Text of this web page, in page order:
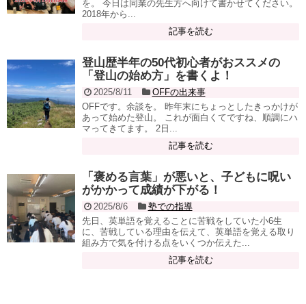
を。 今日は同業の先生方へ向けて書かせてください。
2018年から...
記事を読む
登山歴半年の50代初心者がおススメの
「登山の始め方」を書くよ！
2025/8/11
OFFの出来事
OFFです。余談を。 昨年末にちょっとしたきっかけが
あって始めた登山。 これが面白くてですね、順調にハ
マってきてます。 2日...
記事を読む
「褒める言葉」が悪いと、子どもに呪い
がかかって成績が下がる！
2025/8/6
塾での指導
先日、英単語を覚えることに苦戦をしていた小6生
に、苦戦している理由を伝えて、英単語を覚える取り
組み方で気を付ける点をいくつか伝えた...
記事を読む